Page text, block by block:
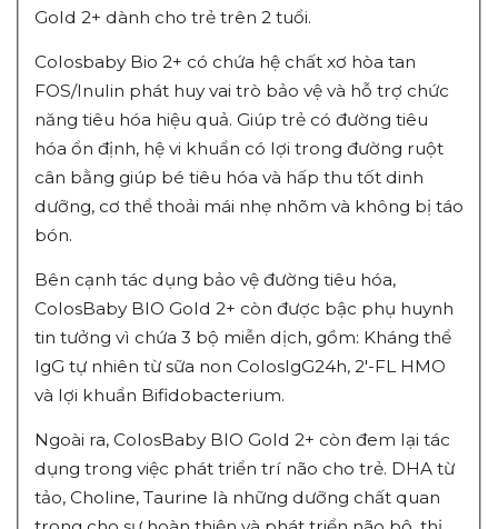
Gold 2+ dành cho trẻ trên 2 tuổi.
Colosbaby Bio 2+ có chứa hệ chất xơ hòa tan
FOS/Inulin phát huy vai trò bảo vệ và hỗ trợ chức
năng tiêu hóa hiệu quả. Giúp trẻ có đường tiêu
hóa ổn định, hệ vi khuẩn có lợi trong đường ruột
cân bằng giúp bé tiêu hóa và hấp thu tốt dinh
dưỡng, cơ thể thoải mái nhẹ nhõm và không bị táo
bón.
Bên cạnh tác dụng bảo vệ đường tiêu hóa,
ColosBaby BIO Gold 2+ còn được bậc phụ huynh
tin tưởng vì chứa 3 bộ miễn dịch, gồm: Kháng thể
IgG tự nhiên từ sữa non ColosIgG24h, 2'-FL HMO
và lợi khuẩn Bifidobacterium.
Ngoài ra, ColosBaby BIO Gold 2+ còn đem lại tác
dụng trong việc phát triển trí não cho trẻ. DHA từ
tảo, Choline, Taurine là những dưỡng chất quan